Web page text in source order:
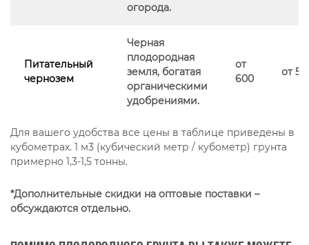
огорода.
Питательный
чернозем
Черная
плодородная
земля, богатая
органическими
удобрениями.
от
600
от
Для вашего удобства все цены в таблице приведены в
кубометрах. 1 м3 (кубический метр / кубометр) грунта
примерно 1,3-1,5 тонны.
*Дополнительные скидки на оптовые поставки –
обсуждаются отдельно.